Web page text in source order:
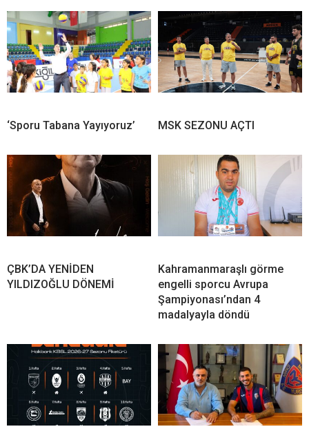
‘Sporu Tabana Yayıyoruz’ MSK SEZONU AÇTI
ÇBK’DA YENİDEN
YILDIZOĞLU DÖNEMİ
Kahramanmaraşlı görme
engelli sporcu Avrupa
Şampiyonası’ndan 4
madalyayla döndü